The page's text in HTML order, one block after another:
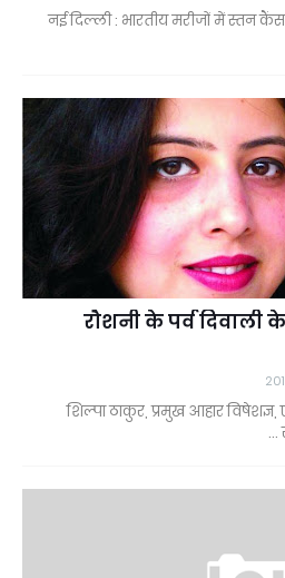
नई दिल्ली : भारतीय मरीजों में स्तन
रौशनी के पर्व
शिल्पा ठाकुर, प्रमुख आहार